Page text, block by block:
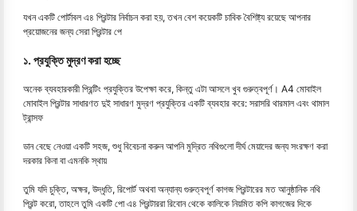
যখন একটি পোর্টাবল এ৪ প্রিন্টার নির্বাচন করা হয়, তখন বেশ কয়েকটি চাবিক বৈশিষ্ট্য রয়েছে আপনার
প্রয়োজনের জন্য সেরা প্রিন্টার পে
১. প্রযুক্তি মুদ্রণ করা হচ্ছে
অনেক ব্যবহারকারী প্রিন্টিং প্রযুক্তির উপেক্ষা করে, কিন্তু এটা আসলে খুব গুরুত্বপূর্ণ। A4 মোবাইল
মোবাইল প্রিন্টার সাধারণত দুই সাধারণ মুদ্রণ প্রযুক্তির একটি ব্যবহার করে: সরাসরি থারমাল এবং থামাল
ট্রান্সফ
ডান বেছে নেওয়া একটি সহজ, শুধু বিবেচনা করুন আপনি মুদ্রিত নথিগুলো দীর্ঘ মেয়াদের জন্য সংরক্ষণ করা
দরকার কিনা বা এমনকি স্থায়
তুমি যদি চুক্তি, অক্ষর, উদ্ধৃতি, রিপোর্ট অথবা অন্যান্য গুরুত্বপূর্ণ কাগজ প্রিন্টারের মত আনুষ্ঠানিক নথি
প্রিন্ট করো, তাহলে তুমি একটি পো এ৪ প্রিন্টাররা রিবোন থেকে কালিকে নিয়মিত কপি কাগজের দিকে